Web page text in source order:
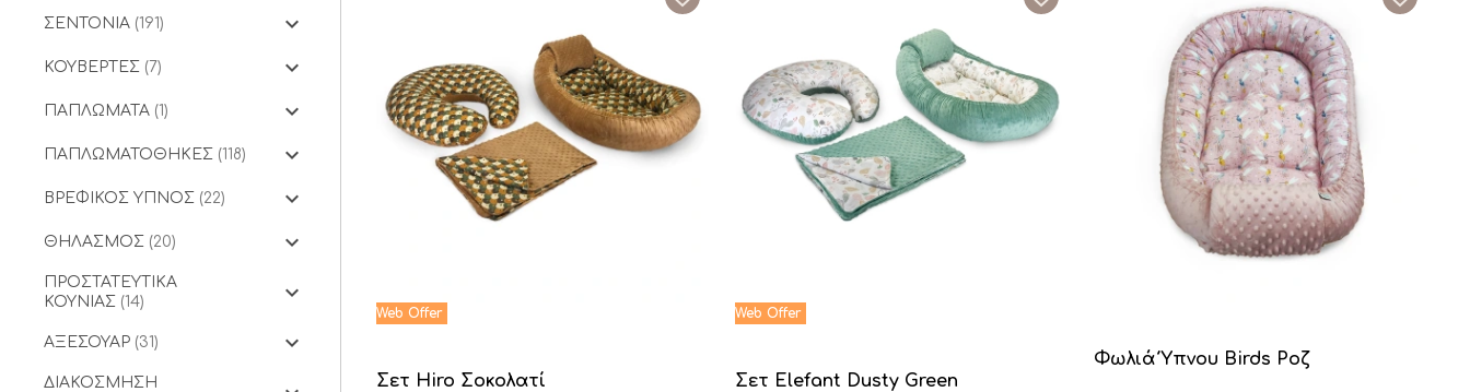
ΣΕΝΤΟΝΙΑ (191)
ΚΟΥΒΕΡΤΕΣ (7)
ΠΑΠΛΩΜΑΤΑ (1)
ΠΑΠΛΩΜΑΤΟΘΗΚΕΣ (118)
ΒΡΕΦΙΚΟΣ ΥΠΝΟΣ (22)
ΘΗΛΑΣΜΟΣ (20)
ΠΡΟΣΤΑΤΕΥΤΙΚΑ
ΚΟΥΝΙΑΣ (14)
ΑΞΕΣΟΥΑΡ (31)
ΔΙΑΚΟΣΜΗΣΗ
Σετ Hiro Σοκολατί Σετ Elefant Dusty Green
Φωλιά Ύπνου Birds Ροζ